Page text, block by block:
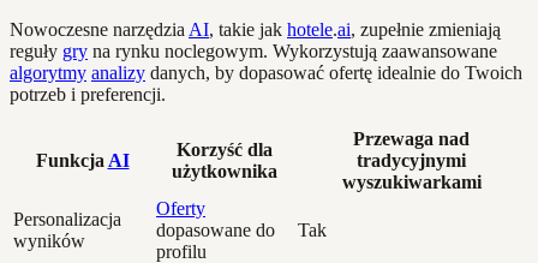
Nowoczesne narzędzia AI, takie jak hotele.ai, zupełnie zmieniają
reguły gry na rynku noclegowym. Wykorzystują zaawansowane
algorytmy analizy danych, by dopasować ofertę idealnie do Twoich
potrzeb i preferencji.
Funkcja AI
Korzyść dla
użytkownika
Przewaga nad
tradycyjnymi
wyszukiwarkami
Personalizacja
wyników
Oferty
dopasowane do
profilu
Tak